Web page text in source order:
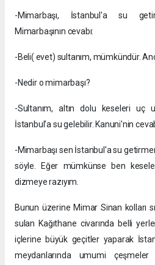
-Mimarbaşı, İstanbul'a su
Mimarbaşının cevabı:
-Beli( evet) sultanım, mümkündür.
-Nedir o mimarbaşı?
-Sultanım, altın dolu keseleri uç
İstanbul'a su gelebilir. Kanuni'nin
-Mimarbaşı sen İstanbul'a su
söyle. Eğer mümkünse ben
dizmeye razıyım.
Bunun üzerine Mimar Sinan kolları
sulan Kağıthane civarında belli
içlerine büyük geçitler yaparak
meydanlarında umumi